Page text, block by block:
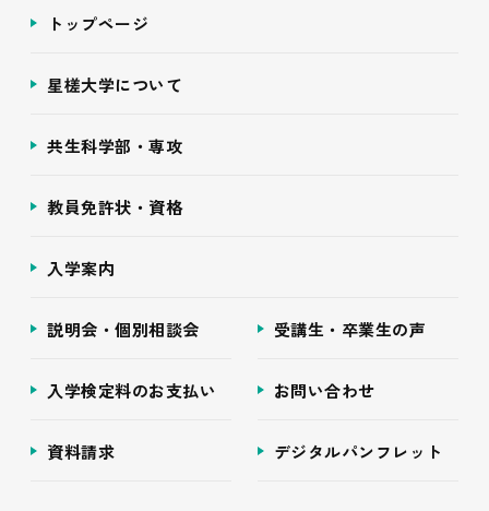
トップページ
星槎大学について
共生科学部・専攻
教員免許状・資格
入学案内
説明会・個別相談会 受講生・卒業生の声
入学検定料のお支払い お問い合わせ
資料請求 デジタルパンフレット